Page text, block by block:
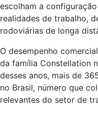
escolham a
realidades de trabalho,
rodoviárias de longa
O desempenho
da família Constellation
desses anos, mais de
no Brasil, número que
relevantes do setor de